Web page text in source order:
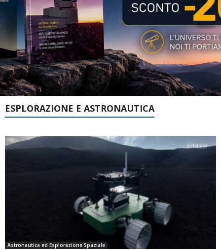
ESPLORAZIONE E ASTRONAUTICA
Astronautica ed Esplorazione Spaziale